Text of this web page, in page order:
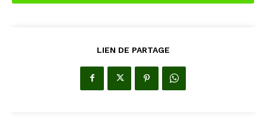
LIEN DE PARTAGE